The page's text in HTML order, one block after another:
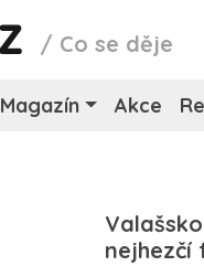
/ Co se děje
Magazín Akce
nejhezčí